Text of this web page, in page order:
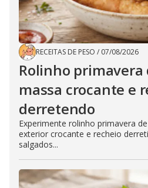
RECEITAS DE PESO / 07/08/2026
Rolinho primavera
massa crocante e
derretendo
Experimente rolinho primavera
exterior crocante e recheio
salgados...